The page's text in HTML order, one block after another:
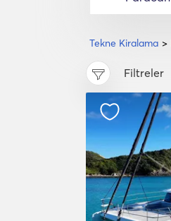
Tekne Kiralama
Filtreler